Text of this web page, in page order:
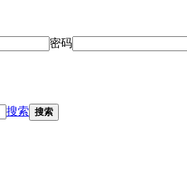
密码
搜索 搜索